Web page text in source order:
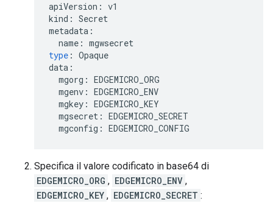
apiVersion : v1
kind : Secret
metadata :
name : mgwsecret
type : Opaque
data :
mgorg : EDGEMICRO_ORG
mgenv : EDGEMICRO_ENV
mgkey : EDGEMICRO_KEY
mgsecret : EDGEMICRO_SECRET
mgconfig : EDGEMICRO_CONFIG
Specifica il valore codificato in base64 di
EDGEMICRO_ORG , EDGEMICRO_ENV ,
EDGEMICRO_KEY , EDGEMICRO_SECRET :